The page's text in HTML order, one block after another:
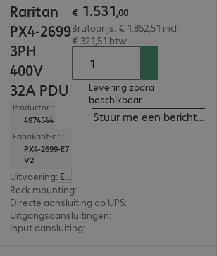
Raritan
PX4-2699
3PH
400V
32A PDU
Productnr.:
4974544
Fabrikant-nr.:
PX4-2699-E7
V2
Uitvoering: Europa
Rack mounting:
Directe aansluiting op UPS:
Uitgangsaansluitingen:
Input aansluiting:
€ 1.531,00
Brutoprijs: € 1.852,51 incl.
€ 321,51 btw
Levering zodra
beschikbaar
Stuur me een bericht